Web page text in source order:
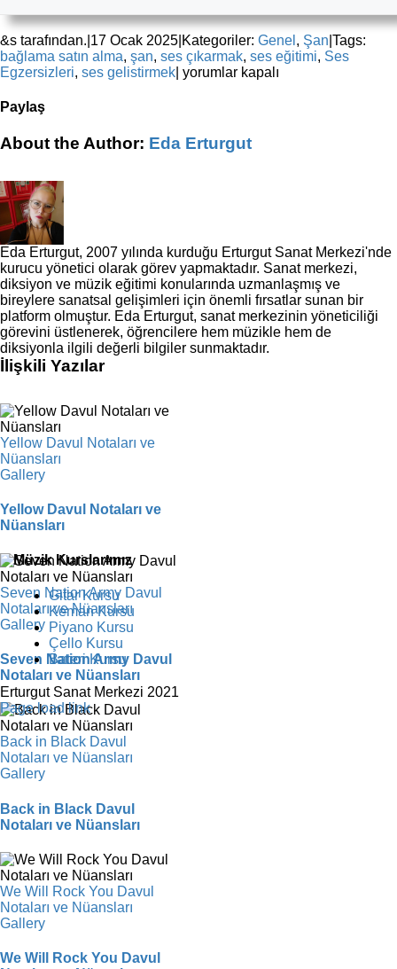
&s tarafından. 17 Ocak 2025 Kategoriler: Genel , Şan Tags:
bağlama satın alma, şan, ses çıkarmak, ses eğitimi, Ses
Egzersizleri, ses gelistirmek Şan
Tekniklerinin
Sırları
yorumlar kapalı
Paylaş
Facebook
X
Reddit
LinkedIn
WhatsApp
Tumblr
Pinterest
Vk
E-
About the Author: Eda Erturgut
Eda Erturgut, 2007 yılında kurduğu Erturgut Sanat Merkezi'nde
kurucu yönetici olarak görev yapmaktadır. Sanat merkezi,
diksiyon ve müzik eğitimi konularında uzmanlaşmış ve
bireylere sanatsal gelişimleri için önemli fırsatlar sunan bir
platform olmuştur. Eda Erturgut, sanat merkezinin yöneticiliği
görevini üstlenerek, öğrencilere hem müzikle hem de
diksiyonla ilgili değerli bilgiler sunmaktadır.
İlişkili Yazılar
Yellow Davul Notaları ve
Nüansları
Gallery
Yellow Davul Notaları ve
Nüansları
Seven Nation Army Davul
Notaları ve Nüansları
Gallery
Seven Nation Army Davul
Notaları ve Nüansları
Back in Black Davul
Notaları ve Nüansları
Gallery
Back in Black Davul
Notaları ve Nüansları
We Will Rock You Davul
Notaları ve Nüansları
Gallery
We Will Rock You Davul
Müzik Kurslarımız
Gitar Kursu
Keman Kursu
Piyano Kursu
Çello Kursu
Bateri Kursu
Erturgut Sanat Merkezi 2021
Facebook
Instagram
X
YouTube
Page load link